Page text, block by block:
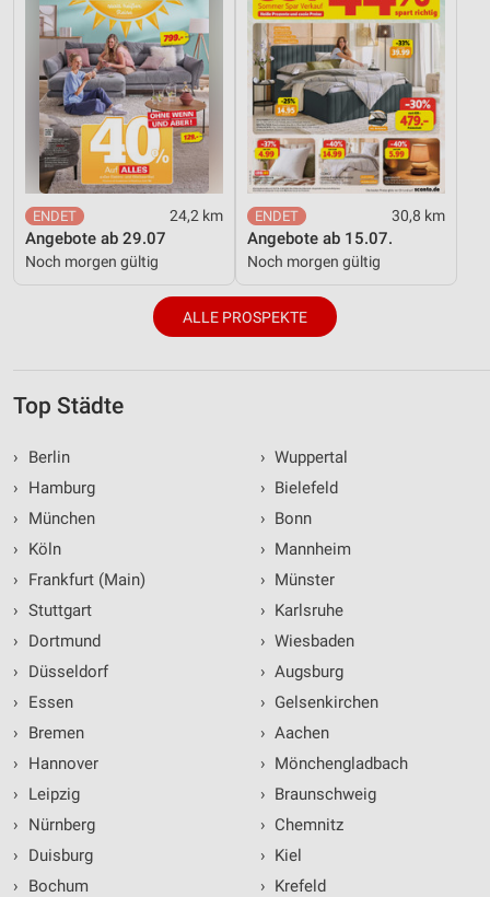
24,2 km
Angebote ab 29.07
Noch morgen gültig
30,8 km
Angebote ab 15.07.
Noch morgen gültig
ALLE PROSPEKTE
Top Städte
›
Berlin
›
Hamburg
›
München
›
Köln
›
Frankfurt (Main)
› Stuttgart
›
Dortmund
›
Düsseldorf
›
Essen
›
Bremen
›
Hannover
›
Leipzig
›
Nürnberg
›
Duisburg
›
Bochum
› Wuppertal
› Bielefeld
› Bonn
› Mannheim
› Münster
› Karlsruhe
› Wiesbaden
› Augsburg
› Gelsenkirchen
› Aachen
› Mönchengladbach
› Braunschweig
› Chemnitz
› Kiel
› Krefeld